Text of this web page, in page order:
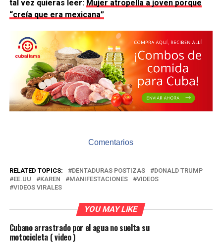
tal vez quieras leer: Mujer atropella a joven porque
“creía que era mexicana”
Comentarios
RELATED TOPICS: DENTADURAS POSTIZAS
DONALD TRUMP
EE.UU
KAREN MANIFESTACIONES
VIDEOS
VIDEOS VIRALES
YOU MAY LIKE
Cubano arrastrado por el agua no suelta su
motocicleta ( video )